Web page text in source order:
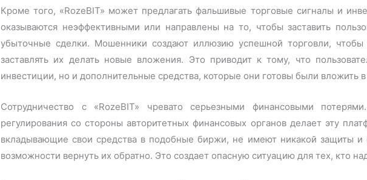
Кроме того, «RozeBIT» может предлагать фальшивые торговые сигналы и
оказываются неэффективными или направлены на то, чтобы заставить
убыточные сделки. Мошенники создают иллюзию успешной торговли,
заставлять их делать новые вложения. Это приводит к тому, что
инвестиции, но и дополнительные средства, которые они готовы были вложить
Сотрудничество с «RozeBIT» чревато серьезными финансовыми
регулирования со стороны авторитетных финансовых органов делает эту
вкладывающие свои средства в подобные биржи, не имеют никакой защиты и
возможности вернуть их обратно. Это создает опасную ситуацию для тех, кто